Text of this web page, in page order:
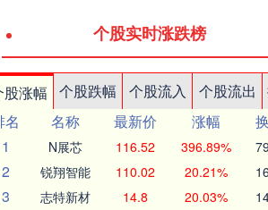
个股实时涨跌榜
股涨幅 个股跌幅 个股流入 个股流出
名
名称 最新价 涨幅
1
N展芯 116.52 396.89%
2 锐翔智能 110.02 20.21%
3 志特新材 14.8 20.03%